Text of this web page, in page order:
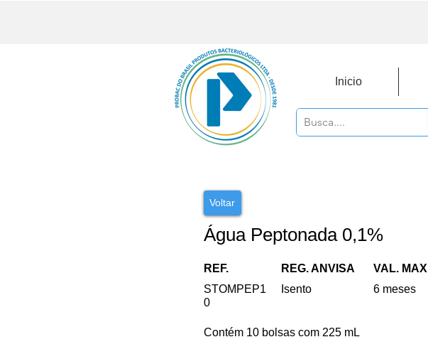
Inicio
Voltar
Água Peptonada 0,1%
REF.
STOMPEP1
0
REG. ANVISA
VAL. MAX
Isento
6 meses
Contém 10 bolsas com 225 mL